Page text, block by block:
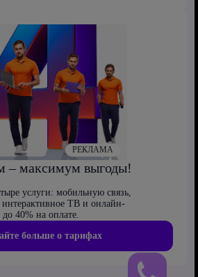
– максимум выгоды!
услуги: мобильную связь,
ТВ и онлайн-
40% на оплате.
больше о тарифах
РЕКЛАМА